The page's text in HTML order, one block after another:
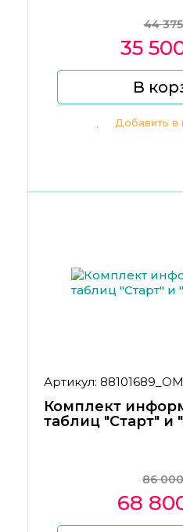
44
35
В
Добавить в
Артикул: 88101689_ОМ
Комплект
таблиц "Старт"
86
68